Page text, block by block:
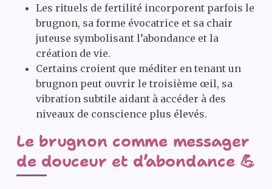
Les rituels de fertilité incorporent parfois le
brugnon, sa forme évocatrice et sa chair
juteuse symbolisant l’abondance et la
création de vie.
Certains croient que méditer en tenant un
brugnon peut ouvrir le troisième œil, sa
vibration subtile aidant à accéder à des
niveaux de conscience plus élevés.
Le brugnon comme messager
de douceur et d’abondance 💪